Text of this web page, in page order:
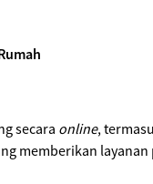
secara online,
memberikan